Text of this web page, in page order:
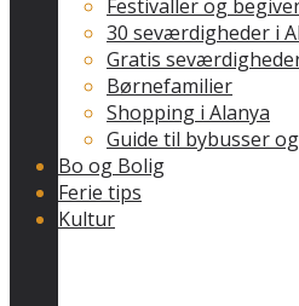
Festivaller og
30 seværdigheder i
Gratis
Børnefamilier
Shopping i Alanya
Guide til bybusser
Bo og Bolig
Ferie tips
Kultur